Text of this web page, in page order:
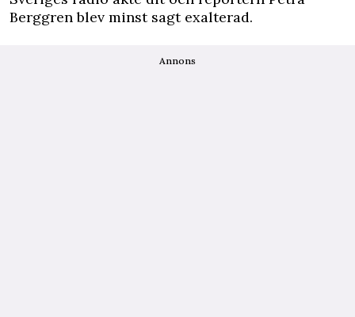
Berggren blev minst sagt exalterad.
Annons